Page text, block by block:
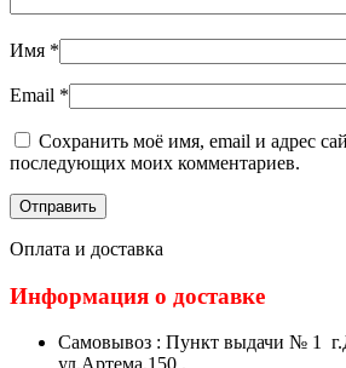
Имя *
Email *
Сохранить моё имя, email и адрес
последующих моих комментариев.
Оплата и доставка
Информация о доставке
Самовывоз : Пункт выдачи № 1